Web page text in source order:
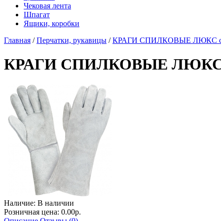
Чековая лента
Шпагат
Ящики, коробки
Главная /Перчатки, рукавицы /КРАГИ СПИЛКОВЫЕ ЛЮКС
КРАГИ СПИЛКОВЫЕ ЛЮКС
Наличие: В наличии
Розничная цена: 0.00р.